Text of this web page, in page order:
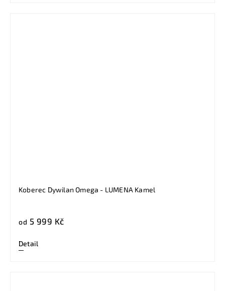
Koberec Dywilan Omega - LUMENA Kamel
od 5 999 Kč
Detail